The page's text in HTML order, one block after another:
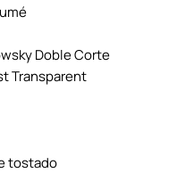
Doble Corte
Transparent
tostado